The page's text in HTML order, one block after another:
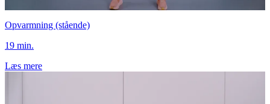
Opvarmning (stående)
19 min.
Læs mere